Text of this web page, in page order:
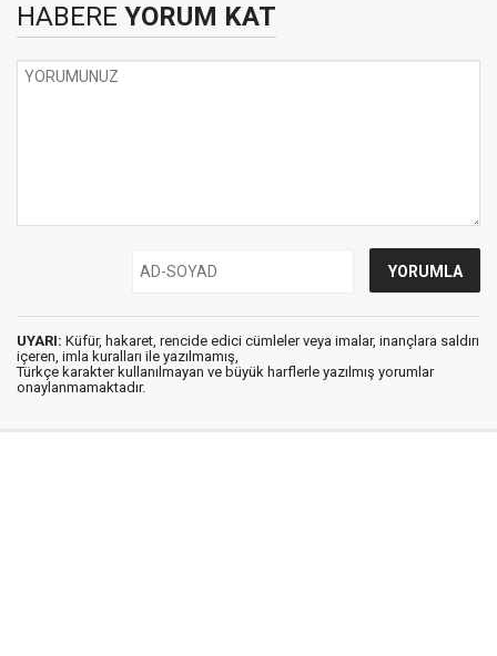
HABERE YORUM KAT
UYARI: Küfür, hakaret, rencide edici cümleler veya imalar, inançlara saldırı
içeren, imla kuralları ile yazılmamış,
Türkçe karakter kullanılmayan ve büyük harflerle yazılmış yorumlar
onaylanmamaktadır.